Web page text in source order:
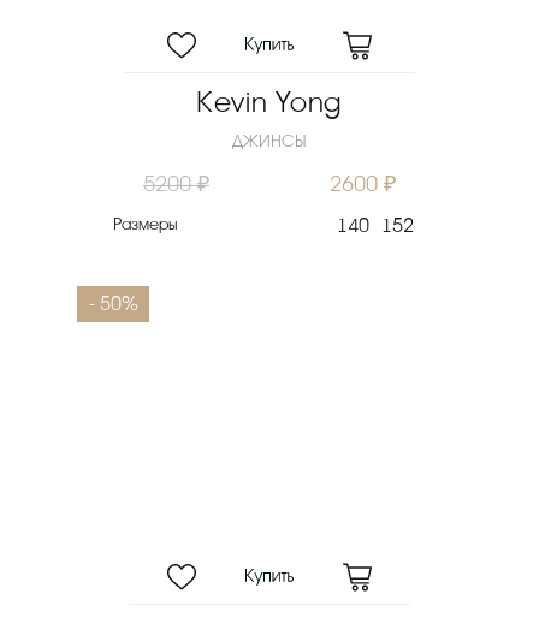
Kevin Yong
ДЖИНСЫ
5200 ₽ 2600 ₽
Размеры 140 152
- 50%